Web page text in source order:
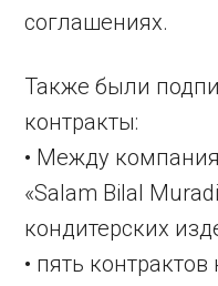
соглашениях.
Также были
контракты:
• Между
«Salam Bilal
кондитерских
• пять